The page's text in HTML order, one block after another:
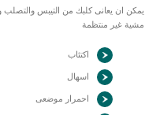
يمكن ان يعانى كلبك من التيبس
مشية غير منتظمة
اكتئاب
اسهال
احمرار موضعى